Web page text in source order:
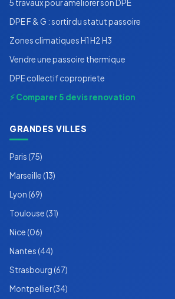
5 travaux pour ameliorer son DPE
DPE F & G : sortir du statut passoire
Zones climatiques H1 H2 H3
Vendre une passoire thermique
DPE collectif copropriete
⚡ Comparer 5 devis renovation
GRANDES VILLES
Paris (75)
Marseille (13)
Lyon (69)
Toulouse (31)
Nice (06)
Nantes (44)
Strasbourg (67)
Montpellier (34)